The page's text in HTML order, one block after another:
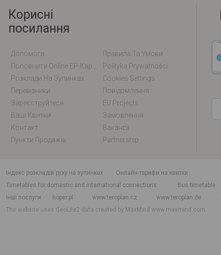
Корисні
посилання
Допомога
Правила Та Умови
Polityka Prywatności
Розклади На Зупинках
Cookies Settings
Перевізники
Повідомлення
Зареєструйтеся
EU Projects
Ваші Квитки
Замовлення
Контакт
Вакансії
Пункти Продажів
Partnership
індекс розкладів руху на зупинках
Онлайн-тарифи на квитки
Timetables for domestic and international connections
Bus timetable
Інші послуги
hoper.pl www.teroplan.cz www.teroplan.de
The website uses GeoLite2 data created by MaxMindwww.maxmind.com